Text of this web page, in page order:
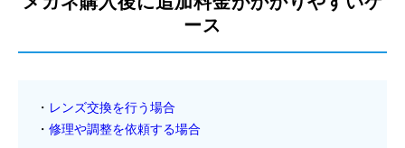
ース
レンズ交換を行う場合
修理や調整を依頼する場合